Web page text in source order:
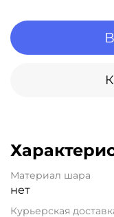
Материал шара
нет
Курьерская